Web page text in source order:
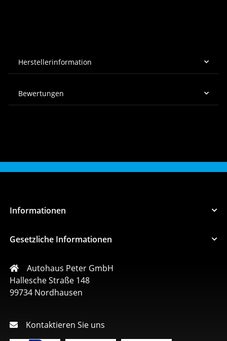
Herstellerinformation
Bewertungen
Informationen
Gesetzliche Informationen
Autohaus Peter GmbH
Hallesche Straße 148
99734 Nordhausen
Kontaktieren Sie uns